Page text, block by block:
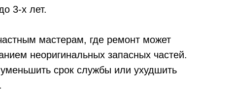
3-х лет.
мастерам, где ремонт может
неоригинальных запасных частей.
уменьшить срок службы или ухудшить